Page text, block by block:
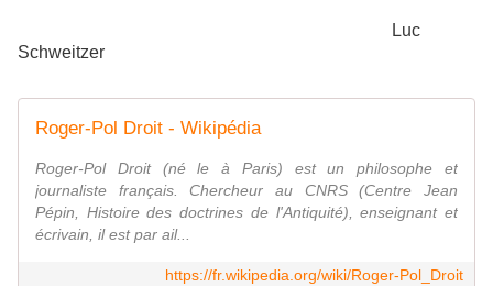
Luc
Schweitzer
Roger-Pol Droit - Wikipédia
Roger-Pol Droit (né le à Paris) est un philosophe et
journaliste français. Chercheur au CNRS (Centre Jean
Pépin, Histoire des doctrines de l'Antiquité), enseignant et
écrivain, il est par ail...
https://fr.wikipedia.org/wiki/Roger-Pol_Droit